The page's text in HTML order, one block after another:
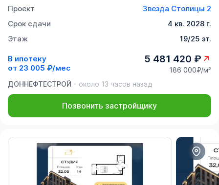
Проект
Звезда Столицы 2
Срок сдачи
4 кв. 2028 г.
Этаж
19/25 эт.
В ипотеку
от 23 005 ₽/мес
5 481 420 ₽
186 000₽/м²
ДОННЕФТЕСТРОЙ
около 13 часов назад
Позвонить застройщику